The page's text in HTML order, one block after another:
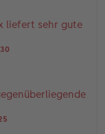
liefert sehr gute